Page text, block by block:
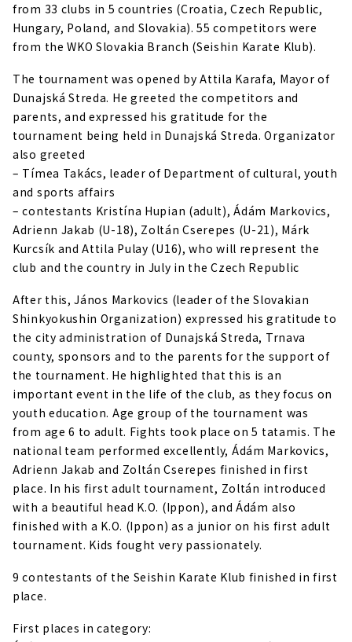
from 33 clubs in 5 countries (Croatia, Czech Republic,
Hungary, Poland, and Slovakia). 55 competitors were
from the WKO Slovakia Branch (Seishin Karate Klub).
The tournament was opened by Attila Karafa, Mayor of
Dunajská Streda. He greeted the competitors and
parents, and expressed his gratitude for the
tournament being held in Dunajská Streda. Organizator
also greeted
– Tímea Takács, leader of Department of cultural, youth
and sports affairs
– contestants Kristína Hupian (adult), Ádám Markovics,
Adrienn Jakab (U-18), Zoltán Cserepes (U-21), Márk
Kurcsík and Attila Pulay (U16), who will represent the
club and the country in July in the Czech Republic
After this, János Markovics (leader of the Slovakian
Shinkyokushin Organization) expressed his gratitude to
the city administration of Dunajská Streda, Trnava
county, sponsors and to the parents for the support of
the tournament. He highlighted that this is an
important event in the life of the club, as they focus on
youth education. Age group of the tournament was
from age 6 to adult. Fights took place on 5 tatamis. The
national team performed excellently, Ádám Markovics,
Adrienn Jakab and Zoltán Cserepes finished in first
place. In his first adult tournament, Zoltán introduced
with a beautiful head K.O. (Ippon), and Ádám also
finished with a K.O. (Ippon) as a junior on his first adult
tournament. Kids fought very passionately.
9 contestants of the Seishin Karate Klub finished in first
place.
First places in category: